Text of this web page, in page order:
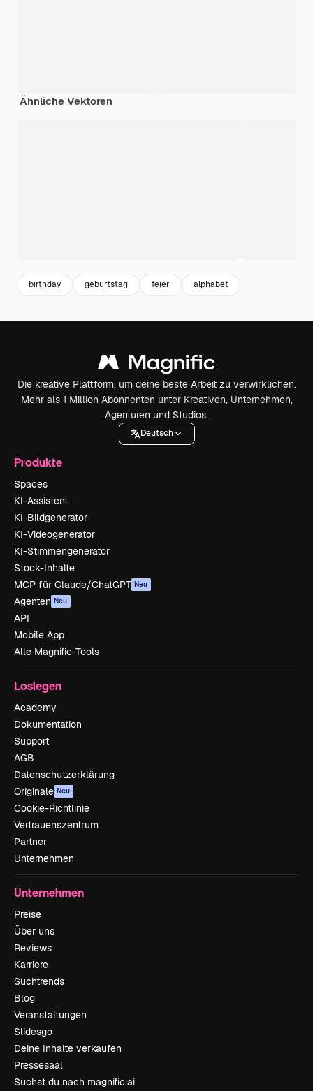
Ähnliche Vektoren
birthday geburtstag feier alphabet
Die kreative Plattform, um deine beste Arbeit zu verwirklichen.
Mehr als 1 Million Abonnenten unter Kreativen, Unternehmen,
Agenturen und Studios.
Deutsch
Produkte
Spaces
KI-Assistent
KI-Bildgenerator
KI-Videogenerator
KI-Stimmengenerator
Stock-Inhalte
MCP für Claude/ChatGPT Neu
Agenten Neu
API
Mobile App
Alle Magnific-Tools
Loslegen
Academy
Dokumentation
Support
AGB
Datenschutzerklärung
Originale Neu
Cookie-Richtlinie
Vertrauenszentrum
Partner
Unternehmen
Unternehmen
Preise
Über uns
Reviews
Karriere
Suchtrends
Blog
Veranstaltungen
Slidesgo
Deine Inhalte verkaufen
Pressesaal
Suchst du nach magnific.ai